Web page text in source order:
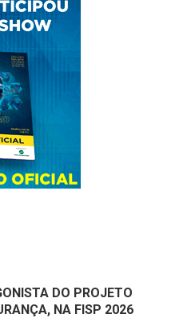
DO PROJETO
NA FISP 2026